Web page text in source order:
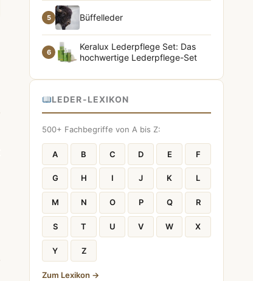
5 Büffelleder
6
Keralux Lederpflege Set: Das
hochwertige Lederpflege-Set
LEDER-LEXIKON
500+ Fachbegriffe von A bis Z:
A B C D E F
G H I J K L
M N O P Q R
S T U V W X
Y Z
Zum Lexikon →